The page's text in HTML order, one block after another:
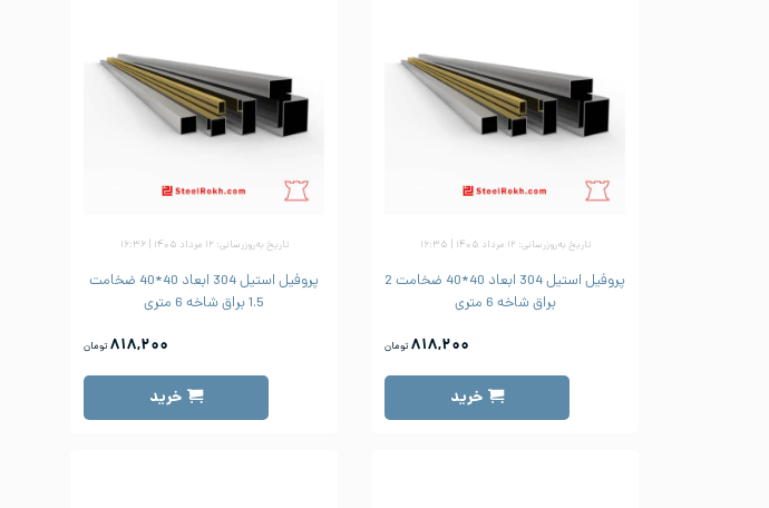
تاریخ به‌روزرسانی: ۱۲ مرداد ۱۴۰۵ | ۱۶:۳۵
پروفیل استیل 304 ابعاد 40*40 ضخامت 2
براق شاخه 6 متری
۸۱۸,۲۰۰ تومان
خرید
تاریخ به‌روزرسانی: ۱۲ مرداد ۱۴۰۵ | ۱۶:۳۶
پروفیل استیل 304 ابعاد 40*40 ضخامت
1.5 براق شاخه 6 متری
۸۱۸,۲۰۰ تومان
خرید